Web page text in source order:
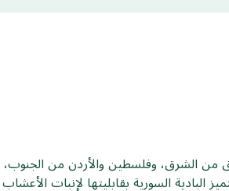
من الشرق، وفلسطين والأردن من
البادية السورية بقابليتها لإنبات